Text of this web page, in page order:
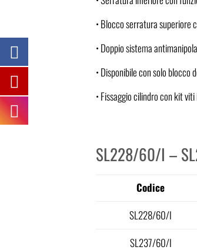
• Blocco serratura superiore
• Doppio sistema
• Disponibile con solo blocco
• Fissaggio cilindro con kit
SL228/60/I –
Codice
SL228/60/I
SL237/60/I